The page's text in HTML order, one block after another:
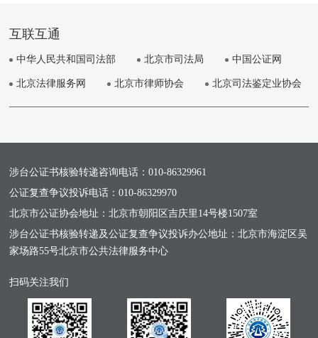
互联互通
中华人民共和国司法部 北京市司法局 中国公证网
北京法律服务网 北京市律师协会 北京司法鉴定业协会
涉台公证书核验转递咨询电话：010-86329961
公证复查争议投诉电话：010-86329970
北京市公证协会地址：北京市朝阳区吉庆里14号楼1507室
涉台公证书核验转递及公证复查争议投诉办公地址：北京市海淀区吴
家场路55号北京市公共法律服务中心
扫码关注我们